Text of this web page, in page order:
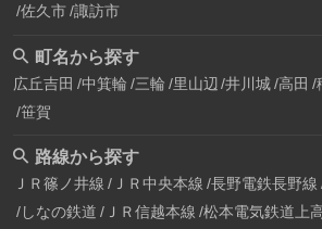
佐久市 諏訪市
町名から探す
広丘吉田 中箕輪 三輪 里山辺 井川城 高田
笹賀
路線から探す
ＪＲ篠ノ井線 ＪＲ中央本線 長野電鉄長野線
しなの鉄道 ＪＲ信越本線 松本電気鉄道上